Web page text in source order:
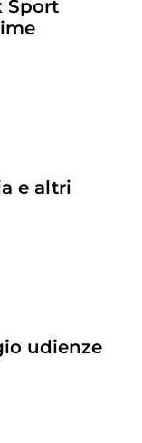
Sport
e altri
udienze